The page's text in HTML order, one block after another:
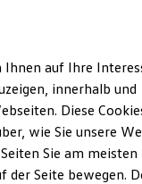
Ihnen auf Ihre
innerhalb und
Diese
wie Sie unsere
Sie am meisten
der Seite bewegen.